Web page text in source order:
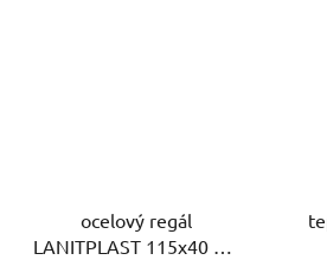
ocelový regál
LANITPLAST 115x40 cm